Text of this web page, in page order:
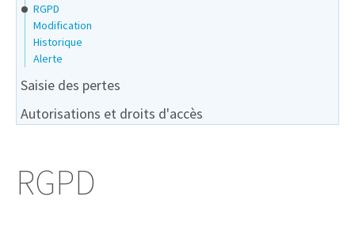
RGPD
Modification
Historique
Alerte
Saisie des pertes
Autorisations et droits d'accès
RGPD